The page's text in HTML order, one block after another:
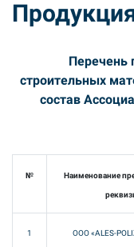
Перечень
строительных
состав
№ Наименование
1 ООО «ALES-